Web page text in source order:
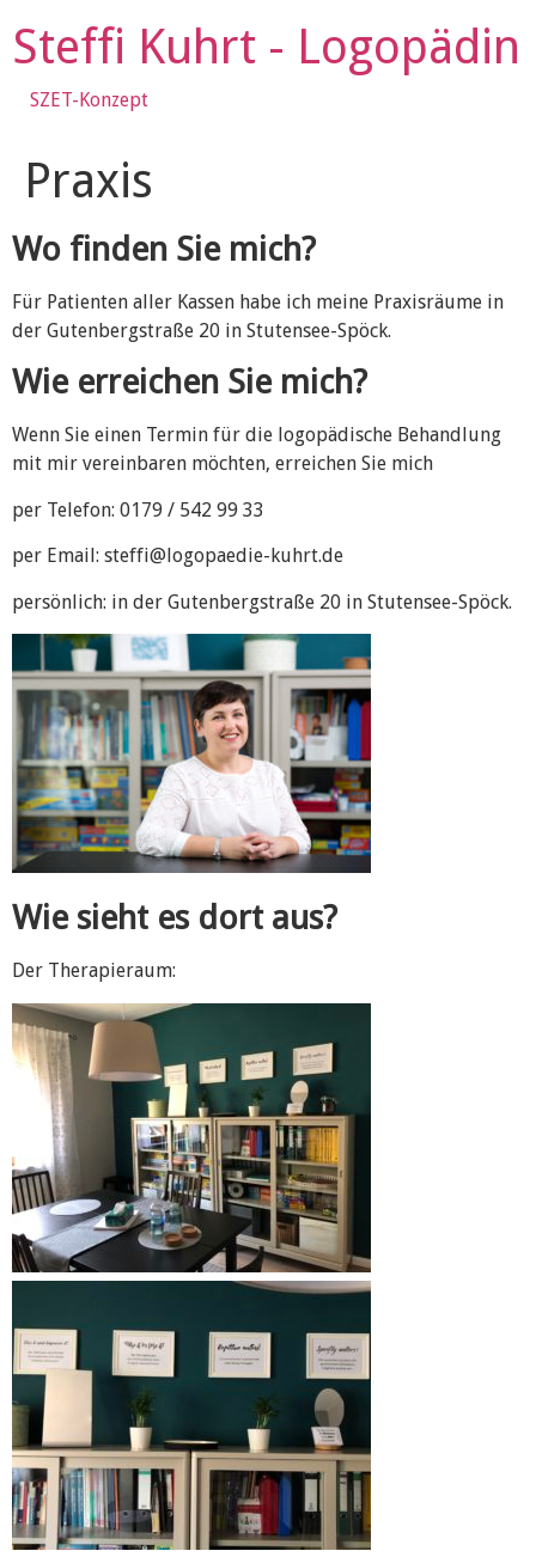
Inhalt
wechseln
Steffi Kuhrt - Logopädin
SZET-Konzept
Praxis
Wo finden Sie mich?
Für Patienten aller Kassen habe ich meine Praxisräume in
der Gutenbergstraße 20 in Stutensee-Spöck.
Wie erreichen Sie mich?
Wenn Sie einen Termin für die logopädische Behandlung
mit mir vereinbaren möchten, erreichen Sie mich
per Telefon: 0179 / 542 99 33
per Email: steffi@logopaedie-kuhrt.de
persönlich: in der Gutenbergstraße 20 in Stutensee-Spöck.
Wie sieht es dort aus?
Der Therapieraum: